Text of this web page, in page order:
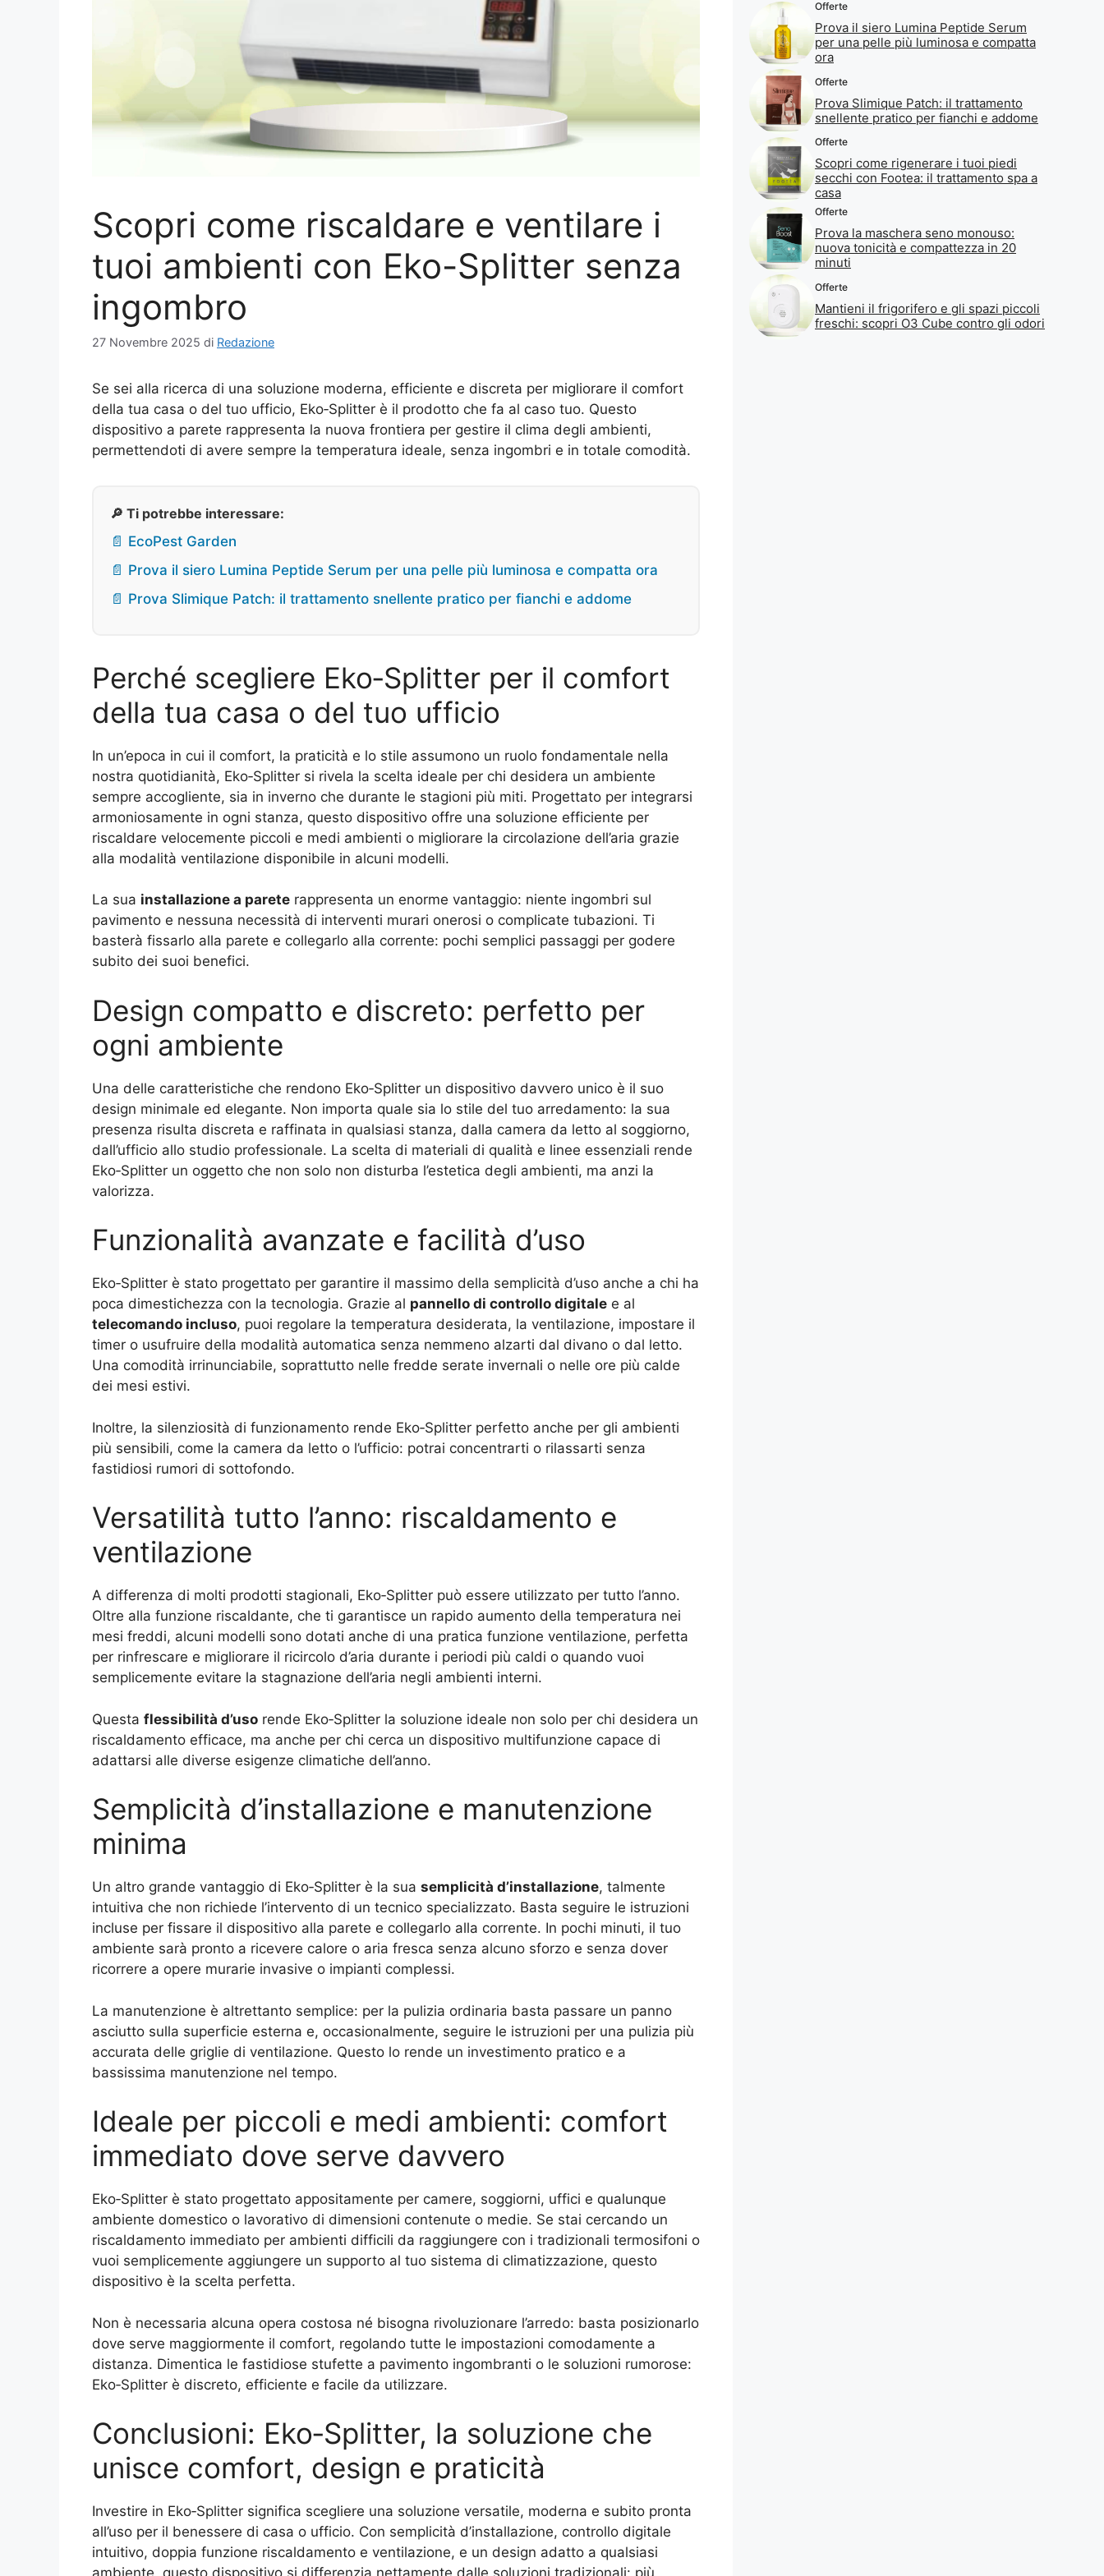
Scopri come riscaldare e ventilare i
tuoi ambienti con Eko-Splitter senza
ingombro
27 Novembre 2025 di Redazione
Se sei alla ricerca di una soluzione moderna, efficiente e discreta per migliorare il comfort
della tua casa o del tuo ufficio, Eko‑Splitter è il prodotto che fa al caso tuo. Questo
dispositivo a parete rappresenta la nuova frontiera per gestire il clima degli ambienti,
permettendoti di avere sempre la temperatura ideale, senza ingombri e in totale comodità.
🔎 Ti potrebbe interessare:
📄 EcoPest Garden
📄 Prova il siero Lumina Peptide Serum per una pelle più luminosa e compatta ora
📄 Prova Slimique Patch: il trattamento snellente pratico per fianchi e addome
Perché scegliere Eko‑Splitter per il comfort
della tua casa o del tuo ufficio
In un’epoca in cui il comfort, la praticità e lo stile assumono un ruolo fondamentale nella
nostra quotidianità, Eko‑Splitter si rivela la scelta ideale per chi desidera un ambiente
sempre accogliente, sia in inverno che durante le stagioni più miti. Progettato per integrarsi
armoniosamente in ogni stanza, questo dispositivo offre una soluzione efficiente per
riscaldare velocemente piccoli e medi ambienti o migliorare la circolazione dell’aria grazie
alla modalità ventilazione disponibile in alcuni modelli.
La sua installazione a parete rappresenta un enorme vantaggio: niente ingombri sul
pavimento e nessuna necessità di interventi murari onerosi o complicate tubazioni. Ti
basterà fissarlo alla parete e collegarlo alla corrente: pochi semplici passaggi per godere
subito dei suoi benefici.
Design compatto e discreto: perfetto per
ogni ambiente
Una delle caratteristiche che rendono Eko‑Splitter un dispositivo davvero unico è il suo
design minimale ed elegante. Non importa quale sia lo stile del tuo arredamento: la sua
presenza risulta discreta e raffinata in qualsiasi stanza, dalla camera da letto al soggiorno,
dall’ufficio allo studio professionale. La scelta di materiali di qualità e linee essenziali rende
Eko‑Splitter un oggetto che non solo non disturba l’estetica degli ambienti, ma anzi la
valorizza.
Funzionalità avanzate e facilità d’uso
Eko‑Splitter è stato progettato per garantire il massimo della semplicità d’uso anche a chi ha
poca dimestichezza con la tecnologia. Grazie al pannello di controllo digitale e al
telecomando incluso, puoi regolare la temperatura desiderata, la ventilazione, impostare il
timer o usufruire della modalità automatica senza nemmeno alzarti dal divano o dal letto.
Una comodità irrinunciabile, soprattutto nelle fredde serate invernali o nelle ore più calde
dei mesi estivi.
Inoltre, la silenziosità di funzionamento rende Eko‑Splitter perfetto anche per gli ambienti
più sensibili, come la camera da letto o l’ufficio: potrai concentrarti o rilassarti senza
fastidiosi rumori di sottofondo.
Versatilità tutto l’anno: riscaldamento e
ventilazione
A differenza di molti prodotti stagionali, Eko‑Splitter può essere utilizzato per tutto l’anno.
Oltre alla funzione riscaldante, che ti garantisce un rapido aumento della temperatura nei
mesi freddi, alcuni modelli sono dotati anche di una pratica funzione ventilazione, perfetta
per rinfrescare e migliorare il ricircolo d’aria durante i periodi più caldi o quando vuoi
semplicemente evitare la stagnazione dell’aria negli ambienti interni.
Questa flessibilità d’uso rende Eko‑Splitter la soluzione ideale non solo per chi desidera un
riscaldamento efficace, ma anche per chi cerca un dispositivo multifunzione capace di
adattarsi alle diverse esigenze climatiche dell’anno.
Semplicità d’installazione e manutenzione
minima
Un altro grande vantaggio di Eko‑Splitter è la sua semplicità d’installazione, talmente
intuitiva che non richiede l’intervento di un tecnico specializzato. Basta seguire le istruzioni
incluse per fissare il dispositivo alla parete e collegarlo alla corrente. In pochi minuti, il tuo
ambiente sarà pronto a ricevere calore o aria fresca senza alcuno sforzo e senza dover
ricorrere a opere murarie invasive o impianti complessi.
La manutenzione è altrettanto semplice: per la pulizia ordinaria basta passare un panno
asciutto sulla superficie esterna e, occasionalmente, seguire le istruzioni per una pulizia più
accurata delle griglie di ventilazione. Questo lo rende un investimento pratico e a
bassissima manutenzione nel tempo.
Ideale per piccoli e medi ambienti: comfort
immediato dove serve davvero
Eko‑Splitter è stato progettato appositamente per camere, soggiorni, uffici e qualunque
ambiente domestico o lavorativo di dimensioni contenute o medie. Se stai cercando un
riscaldamento immediato per ambienti difficili da raggiungere con i tradizionali termosifoni o
vuoi semplicemente aggiungere un supporto al tuo sistema di climatizzazione, questo
dispositivo è la scelta perfetta.
Non è necessaria alcuna opera costosa né bisogna rivoluzionare l’arredo: basta posizionarlo
dove serve maggiormente il comfort, regolando tutte le impostazioni comodamente a
distanza. Dimentica le fastidiose stufette a pavimento ingombranti o le soluzioni rumorose:
Eko‑Splitter è discreto, efficiente e facile da utilizzare.
Conclusioni: Eko‑Splitter, la soluzione che
unisce comfort, design e praticità
Investire in Eko‑Splitter significa scegliere una soluzione versatile, moderna e subito pronta
all’uso per il benessere di casa o ufficio. Con semplicità d’installazione, controllo digitale
intuitivo, doppia funzione riscaldamento e ventilazione, e un design adatto a qualsiasi
Offerte
Prova il siero Lumina Peptide Serum
per una pelle più luminosa e compatta
ora
Offerte
Prova Slimique Patch: il trattamento
snellente pratico per fianchi e addome
Offerte
Scopri come rigenerare i tuoi piedi
secchi con Footea: il trattamento spa a
casa
Offerte
Prova la maschera seno monouso:
nuova tonicità e compattezza in 20
minuti
Offerte
Mantieni il frigorifero e gli spazi piccoli
freschi: scopri O3 Cube contro gli odori